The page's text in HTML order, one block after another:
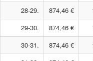
28-29.
874,46 €
29-30.
874,46 €
30-31.
874,46 €